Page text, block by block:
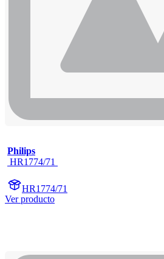
Philips
HR1774/71
HR1774/71
Ver producto